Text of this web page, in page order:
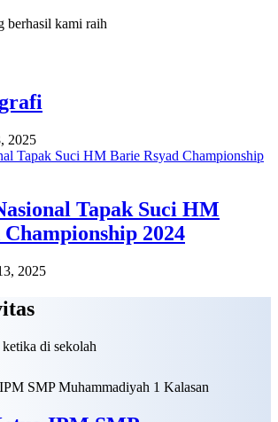
berhasil kami raih
2025
Tapak Suci HM
2024
2025
di sekolah